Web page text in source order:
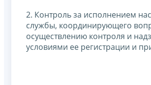
2. Контроль за исполнением
службы, координирующего
осуществлению контроля и
условиями ее регистрации и